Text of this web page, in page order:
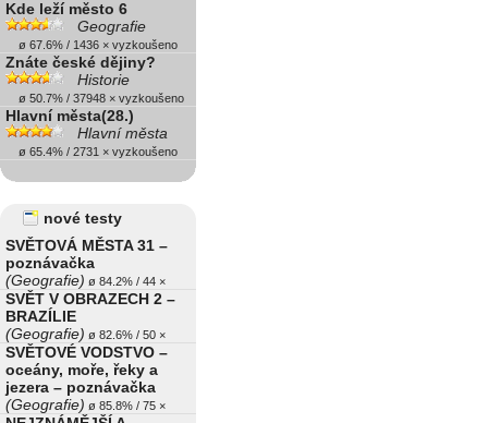
Kde leží město 6
Geografie
ø 67.6% / 1436 × vyzkoušeno
Znáte české dějiny?
Historie
ø 50.7% / 37948 × vyzkoušeno
Hlavní města(28.)
Hlavní města
ø 65.4% / 2731 × vyzkoušeno
nové testy
SVĚTOVÁ MĚSTA 31 –
poznávačka
(Geografie) ø 84.2% / 44 ×
SVĚT V OBRAZECH 2 –
BRAZÍLIE
(Geografie) ø 82.6% / 50 ×
SVĚTOVÉ VODSTVO –
oceány, moře, řeky a
jezera – poznávačka
(Geografie) ø 85.8% / 75 ×